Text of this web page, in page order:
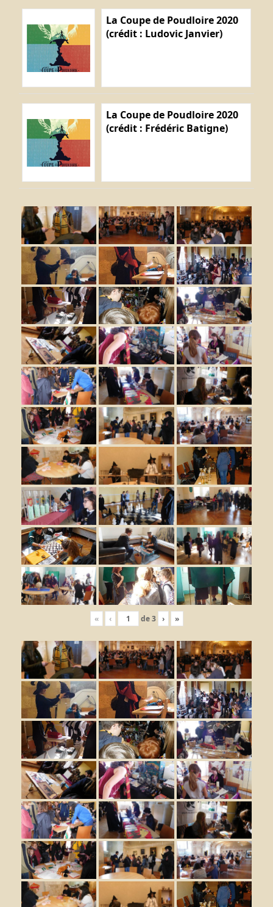
La Coupe de Poudloire 2020
(crédit : Ludovic Janvier)
La Coupe de Poudloire 2020
(crédit : Frédéric Batigne)
« ‹ de3 › »